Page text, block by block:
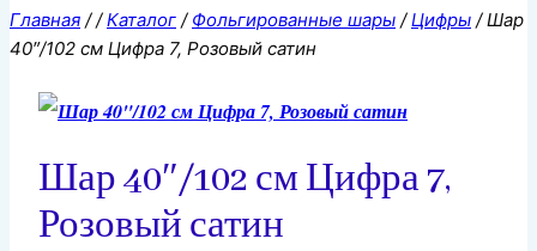
Главная / / Каталог / Фольгированные шары / Цифры / Шар
40″/102 см Цифра 7, Розовый сатин
Шар 40″/102 см Цифра 7,
Розовый сатин